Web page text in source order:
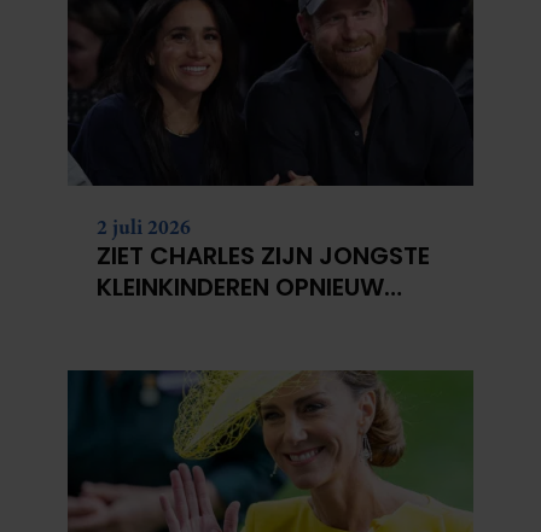
2 juli 2026
ZIET CHARLES ZIJN JONGSTE
KLEINKINDEREN OPNIEUW